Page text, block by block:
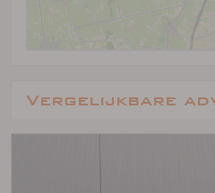
Vergelijkbare